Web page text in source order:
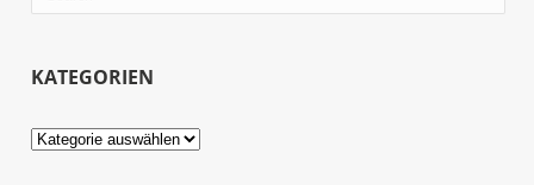
KATEGORIEN
Kategorien